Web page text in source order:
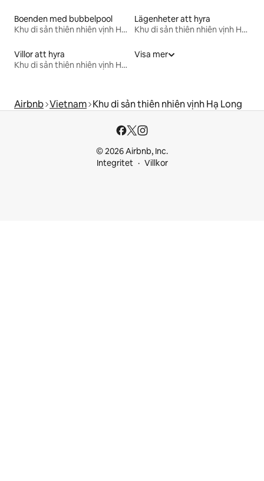
Boenden med bubbelpool
Khu di sản thiên nhiên vịnh Hạ Long
Lägenheter att hyra
Khu di sản thiên nhiên vịnh Hạ Long
Villor att hyra
Khu di sản thiên nhiên vịnh Hạ Long
Visa mer
Airbnb Vietnam Khu di sản thiên nhiên vịnh Hạ Long
© 2026 Airbnb, Inc.
Integritet
Villkor